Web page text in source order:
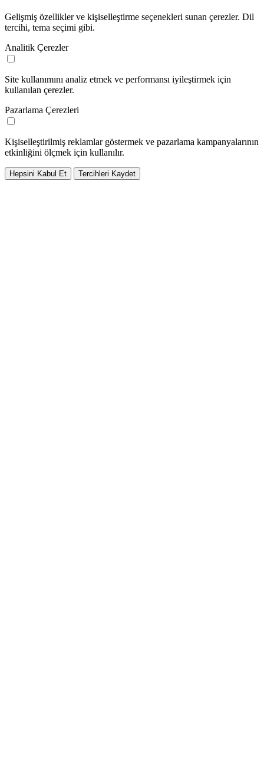
Gelişmiş özellikler ve kişiselleştirme seçenekleri sunan çerezler. Dil
tercihi, tema seçimi gibi.
Analitik Çerezler
Site kullanımını analiz etmek ve performansı iyileştirmek için
kullanılan çerezler.
Pazarlama Çerezleri
Kişiselleştirilmiş reklamlar göstermek ve pazarlama kampanyalarının
etkinliğini ölçmek için kullanılır.
Hepsini Kabul Et Tercihleri Kaydet